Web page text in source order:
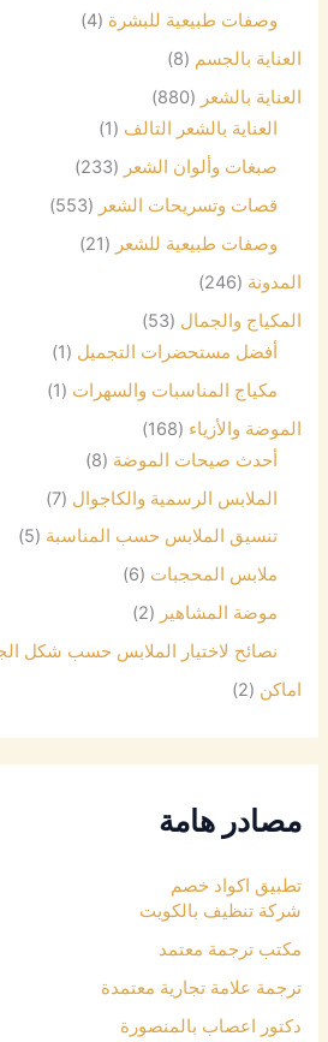
وصفات طبيعية للبشرة (4)
العناية بالجسم (8)
العناية بالشعر (880)
العناية بالشعر التالف (1)
صبغات وألوان الشعر (233)
قصات وتسريحات الشعر (553)
وصفات طبيعية للشعر (21)
المدونة (246)
المكياج والجمال (53)
أفضل مستحضرات التجميل (1)
مكياج المناسبات والسهرات (1)
الموضة والأزياء (168)
أحدث صيحات الموضة (8)
الملابس الرسمية والكاجوال (7)
تنسيق الملابس حسب المناسبة (5)
ملابس المحجبات (6)
موضة المشاهير (2)
نصائح لاختيار الملابس حسب شكل
اماكن (2)
مصادر هامة
تطبيق اكواد خصم
شركة تنظيف بالكويت
مكتب ترجمة معتمد
ترجمة علامة تجارية معتمدة
دكتور اعصاب بالمنصورة